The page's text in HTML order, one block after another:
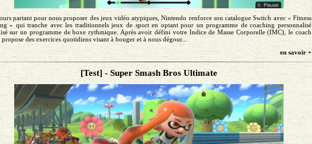
partant pour nous proposer des jeux vidéo atypiques, Nintendo renforce son catalogue Switch avec « Fitness
» qui tranche avec les traditionnels jeux de sport en optant pour un programme de coaching personnalisé
sur un programme de boxe rythmique. Après avoir défini votre Indice de Masse Corporelle (IMC), le coach
propose des exercices quotidiens visant à bouger et à nous dégour...
en savoir +
[Test] - Super Smash Bros Ultimate